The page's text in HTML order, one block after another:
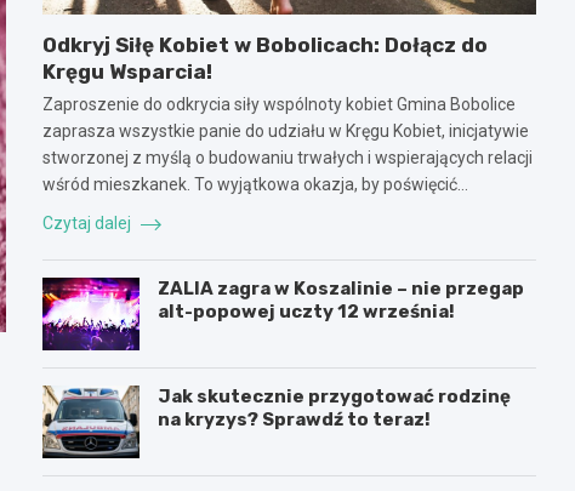
Odkryj Siłę Kobiet w Bobolicach: Dołącz do
Kręgu Wsparcia!
Zaproszenie do odkrycia siły wspólnoty kobiet Gmina Bobolice
zaprasza wszystkie panie do udziału w Kręgu Kobiet, inicjatywie
stworzonej z myślą o budowaniu trwałych i wspierających relacji
wśród mieszkanek. To wyjątkowa okazja, by poświęcić…
Czytaj dalej
ZALIA zagra w Koszalinie – nie przegap
alt-popowej uczty 12 września!
Jak skutecznie przygotować rodzinę
na kryzys? Sprawdź to teraz!